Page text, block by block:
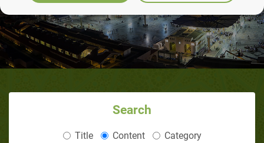
Search
Title Content Category